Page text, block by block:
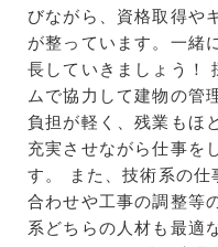
びながら、資格取得や
が整っています。一緒
長していきましょう！
ムで協力して建物の管
負担が軽く、残業もほ
充実させながら仕事を
す。 また、技術系の仕
合わせや工事の調整等
系どちらの人材も最適